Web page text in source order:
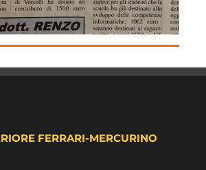
FERRARI-MERCURINO